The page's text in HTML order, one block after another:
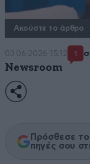
Ακούστε το άρθρο
03·06·2026 15:12 1
Newsroom
Πρόσθεσε το
πηγές σου